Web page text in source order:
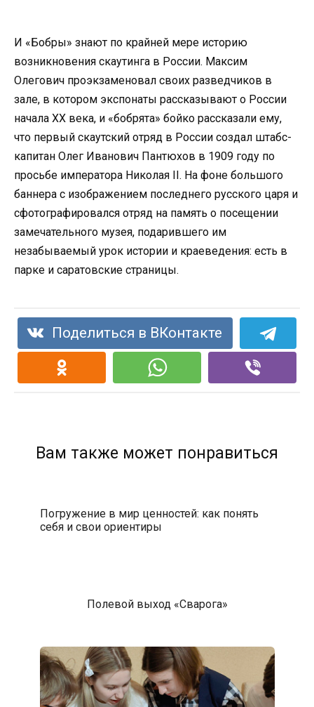
И «Бобры» знают по крайней мере историю
возникновения скаутинга в России. Максим
Олегович проэкзаменовал своих разведчиков в
зале, в котором экспонаты рассказывают о России
начала ХХ века, и «бобрята» бойко рассказали ему,
что первый скаутский отряд в России создал штабс-
капитан Олег Иванович Пантюхов в 1909 году по
просьбе императора Николая II. На фоне большого
баннера с изображением последнего русского царя и
сфотографировался отряд на память о посещении
замечательного музея, подарившего им
незабываемый урок истории и краеведения: есть в
парке и саратовские страницы.
Поделиться в ВКонтакте
Вам также может понравиться
Погружение в мир ценностей: как понять
себя и свои ориентиры
Полевой выход «Сварога»